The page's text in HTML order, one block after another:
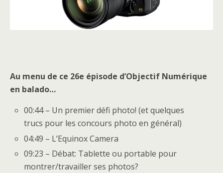
Au menu de ce 26e épisode d’Objectif Numérique
en balado…
00:44 – Un premier défi photo! (et quelques
trucs pour les concours photo en général)
04:49 – L’Equinox Camera
09:23 – Débat: Tablette ou portable pour
montrer/travailler ses photos?